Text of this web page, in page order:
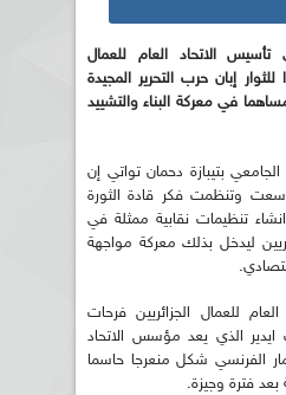
سنة على تأسيس الاتحاد العام للعمال
إبان حرب التحرير المجيدة
في معركة البناء والتشييد
الجامعي بتيبازة دحمان تواتي إن
توسعت وتنظمت فكر قادة الثورة
تنظيمات نقابية ممثلة في
ليدخل بذلك معركة مواجهة
للعمال الجزائريين فرحات
الذي يعد مؤسس الاتحاد
الفرنسي شكل منعرجا حاسما
بعد فترة وجيزة.